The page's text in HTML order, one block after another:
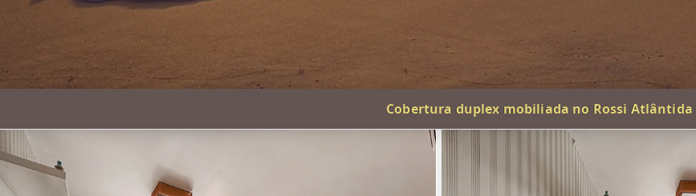
Cobertura duplex mobiliada no Rossi Atlântida